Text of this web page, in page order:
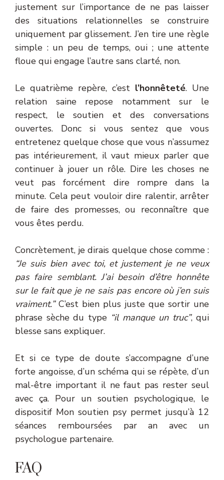
justement sur l’importance de ne pas laisser
des situations relationnelles se construire
uniquement par glissement. J’en tire une règle
simple : un peu de temps, oui ; une attente
floue qui engage l’autre sans clarté, non.
Le quatrième repère, c’est l’honnêteté. Une
relation saine repose notamment sur le
respect, le soutien et des conversations
ouvertes. Donc si vous sentez que vous
entretenez quelque chose que vous n’assumez
pas intérieurement, il vaut mieux parler que
continuer à jouer un rôle. Dire les choses ne
veut pas forcément dire rompre dans la
minute. Cela peut vouloir dire ralentir, arrêter
de faire des promesses, ou reconnaître que
vous êtes perdu.
Concrètement, je dirais quelque chose comme :
“Je suis bien avec toi, et justement je ne veux
pas faire semblant. J’ai besoin d’être honnête
sur le fait que je ne sais pas encore où j’en suis
vraiment.”C’est bien plus juste que sortir une
phrase sèche du type “il manque un truc”, qui
blesse sans expliquer.
Et si ce type de doute s’accompagne d’une
forte angoisse, d’un schéma qui se répète, d’un
mal-être important il ne faut pas rester seul
avec ça. Pour un soutien psychologique, le
dispositif Mon soutien psy permet jusqu’à 12
séances remboursées par an avec un
psychologue partenaire.
FAQ